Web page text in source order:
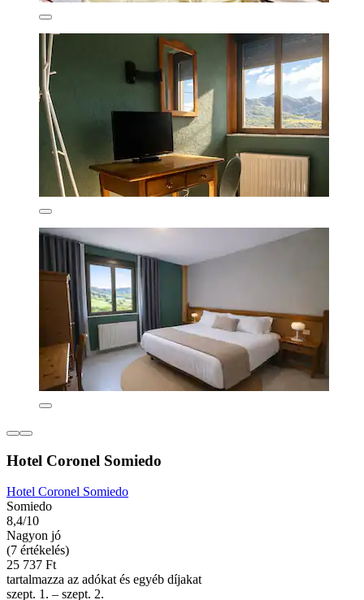
Hotel Coronel Somiedo
Hotel Coronel Somiedo
Somiedo
8,4/10
Nagyon jó
(7 értékelés)
25 737 Ft
tartalmazza az adókat és egyéb díjakat
szept. 1. – szept. 2.